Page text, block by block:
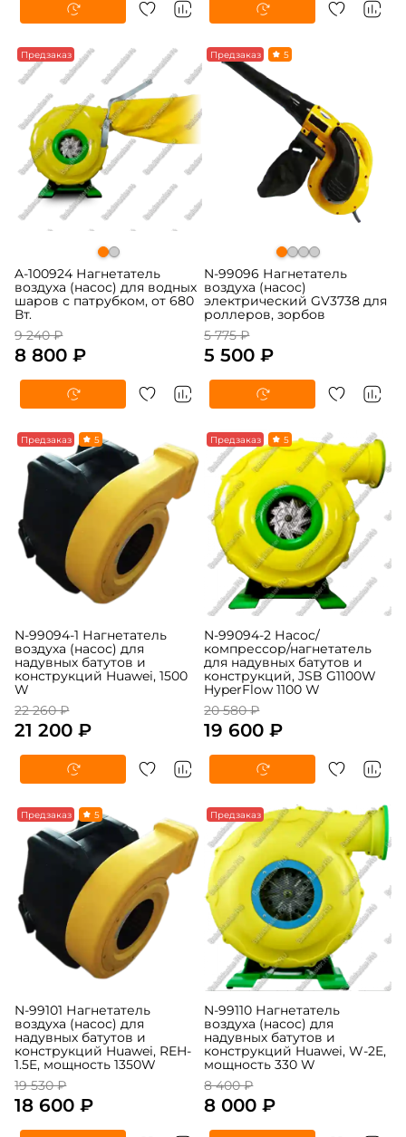
-5% Предзаказ
A-100924 Нагнетатель
воздуха (насос) для водных
шаров с патрубком, от 680
Вт.
9 240 ₽
8 800 ₽
-5% Предзаказ
N-99096 Нагнетатель
воздуха (насос)
электрический GV3738 для
роллеров, зорбов
5 775 ₽
5 500 ₽
-5% Предзаказ
N-99094-1 Нагнетатель
воздуха (насос) для
надувных батутов и
конструкций Huawei, 1500
W
22 260 ₽
21 200 ₽
-5% Предзаказ 5
N-99094-2 Насос/
компрессор/нагнетатель
для надувных батутов и
конструкций, JSB G1100W
HyperFlow 1100 W
20 580 ₽
19 600 ₽
-5% Предзаказ
N-99101 Нагнетатель
воздуха (насос) для
надувных батутов и
конструкций Huawei, REH-
1.5E, мощность 1350W
19 530 ₽
18 600 ₽
-5% Предзаказ
N-99110 Нагнетатель
воздуха (насос) для
надувных батутов и
конструкций Huawei, W-2E,
мощность 330 W
8 400 ₽
8 000 ₽